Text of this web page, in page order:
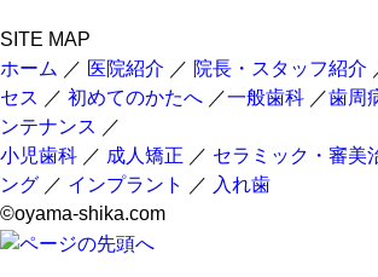
SITE MAP
ホーム ／ 医院紹介 ／ 院長・スタッフ紹介
セス ／ 初めてのかたへ ／一般歯科 ／歯周
ンテナンス ／
小児歯科 ／ 成人矯正 ／ セラミック・審美
ング ／ インプラント ／ 入れ歯
©oyama-shika.com